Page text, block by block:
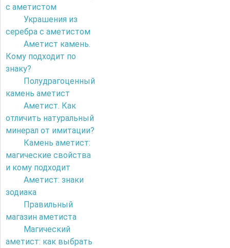
с аметистом
Украшения из
серебра с аметистом
Аметист камень.
Кому подходит по
знаку?
Полудрагоценный
камень аметист
Аметист. Как
отличить натуральный
минерал от имитации?
Камень аметист:
магические свойства
и кому подходит
Аметист: знаки
зодиака
Правильный
магазин аметиста
Магический
аметист: как выбрать